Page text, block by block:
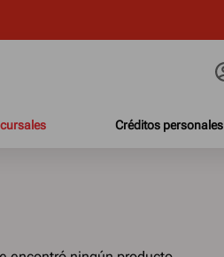
Créditos personales